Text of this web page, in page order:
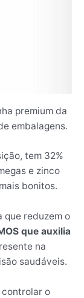
premium da
embalagens.
tem 32%
e zinco
bonitos.
que reduzem o
que auxilia
na
saudáveis.
controlar o